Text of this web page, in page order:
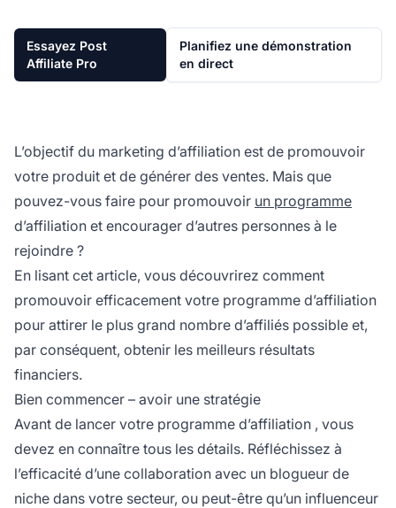
Essayez Post
Affiliate Pro
Planifiez une démonstration
en direct
L’objectif du marketing d’affiliation est de promouvoir
votre produit et de générer des ventes. Mais que
pouvez-vous faire pour promouvoir un programme
d’affiliation et encourager d’autres personnes à le
rejoindre ?
En lisant cet article, vous découvrirez comment
promouvoir efficacement votre programme d’affiliation
pour attirer le plus grand nombre d’affiliés possible et,
par conséquent, obtenir les meilleurs résultats
financiers.
Bien commencer – avoir une stratégie
Avant de lancer votre programme d’affiliation , vous
devez en connaître tous les détails. Réfléchissez à
l’efficacité d’une collaboration avec un blogueur de
niche dans votre secteur, ou peut-être qu’un influenceur